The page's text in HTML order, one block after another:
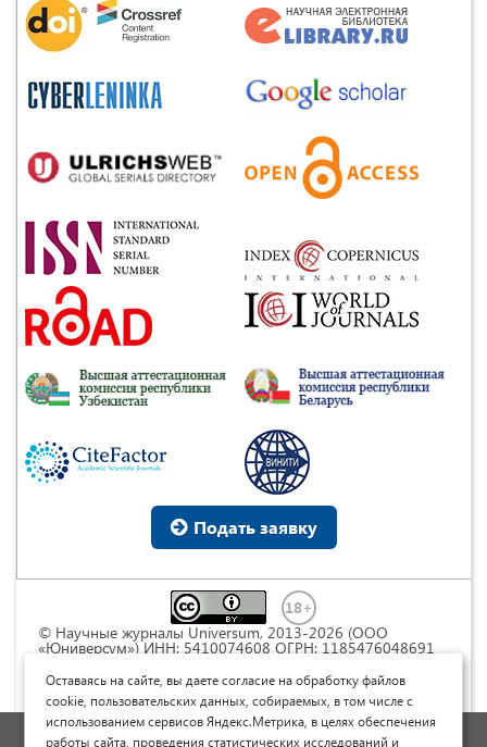
Подать заявку
© Научные журналы Universum, 2013-2026 (ООО
«Юниверсум») ИНН: 5410074608 ОГРН: 1185476048691
Commons « Attribution» («Атрибуция») 4.0
Непортированная
Политика обработки персональных данных
Оставаясь на сайте, вы даете согласие на обработку файлов
cookie, пользовательских данных, собираемых, в том числе с
использованием сервисов Яндекс.Метрика, в целях обеспечения
работы сайта, проведения статистических исследований и